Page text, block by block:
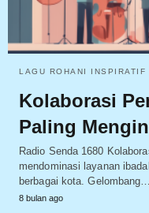
LAGU ROHANI INSPIRATIF
Kolaborasi
Paling
Radio Senda 1680
mendominasi layanan
berbagai kota. Gelombang…
8 bulan ago